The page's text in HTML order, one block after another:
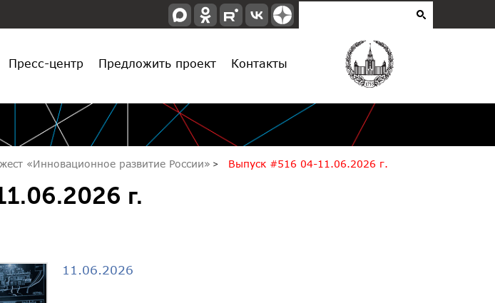
Пресс-центр Предложить проект Контакты
«Инновационное развитие России» Выпуск #516 04-11.06.2026 г.
г.
11.06.2026